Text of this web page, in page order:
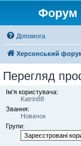
Форум
Допомога
Херсонський
Перегляд
Ім'я користувача:
Katrin88
Звання:
Новачок
Групи: